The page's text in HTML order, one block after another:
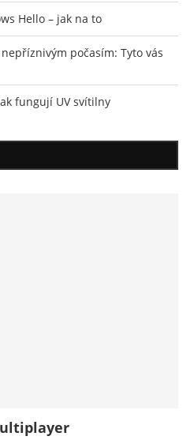
Hello – jak na to
počasím: Tyto vás
fungují UV svítilny